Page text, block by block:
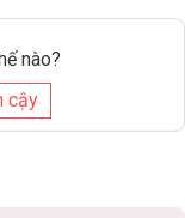
nào?
cậy